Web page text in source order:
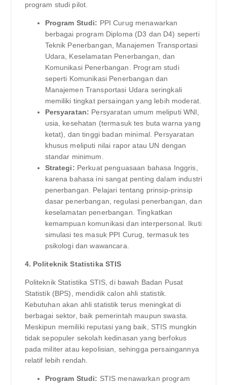
program studi pilot.
Program Studi: PPI Curug menawarkan
berbagai program Diploma (D3 dan D4) seperti
Teknik Penerbangan, Manajemen Transportasi
Udara, Keselamatan Penerbangan, dan
Komunikasi Penerbangan. Program studi
seperti Komunikasi Penerbangan dan
Manajemen Transportasi Udara seringkali
memiliki tingkat persaingan yang lebih moderat.
Persyaratan: Persyaratan umum meliputi WNI,
usia, kesehatan (termasuk tes buta warna yang
ketat), dan tinggi badan minimal. Persyaratan
khusus meliputi nilai rapor atau UN dengan
standar minimum.
Strategi: Perkuat penguasaan bahasa Inggris,
karena bahasa ini sangat penting dalam industri
penerbangan. Pelajari tentang prinsip-prinsip
dasar penerbangan, regulasi penerbangan, dan
keselamatan penerbangan. Tingkatkan
kemampuan komunikasi dan interpersonal. Ikuti
simulasi tes masuk PPI Curug, termasuk tes
psikologi dan wawancara.
4. Politeknik Statistika STIS
Politeknik Statistika STIS, di bawah Badan Pusat
Statistik (BPS), mendidik calon ahli statistik.
Kebutuhan akan ahli statistik terus meningkat di
berbagai sektor, baik pemerintah maupun swasta.
Meskipun memiliki reputasi yang baik, STIS mungkin
tidak sepopuler sekolah kedinasan yang berfokus
pada militer atau kepolisian, sehingga persaingannya
relatif lebih rendah.
Program Studi: STIS menawarkan program